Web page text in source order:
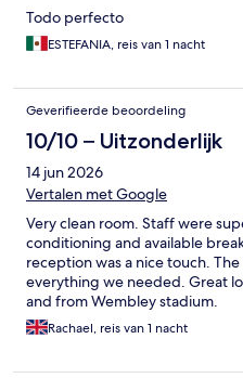
Todo perfecto
ESTEFANIA, reis van 1 nacht
Geverifieerde beoordeling
10/10 – Uitzonderlijk
14 jun 2026
Vertalen met Google
Very clean room. Staff were
conditioning and available
reception was a nice touch.
everything we needed. Great
and from Wembley stadium.
Rachael, reis van 1 nacht